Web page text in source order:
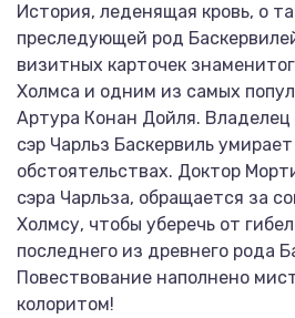
История, леденящая кровь, о
преследующей род
визитных карточек
Холмса и одним из самых
Артура Конан Дойля. Владелец
сэр Чарльз Баскервиль
обстоятельствах. Доктор
сэра Чарльза, обращается за
Холмсу, чтобы уберечь от
последнего из древнего рода
Повествование наполнено
колоритом!